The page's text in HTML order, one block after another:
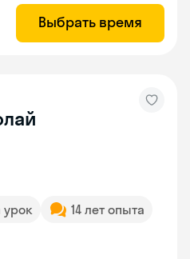
Выбрать время
урок
14 лет опыта